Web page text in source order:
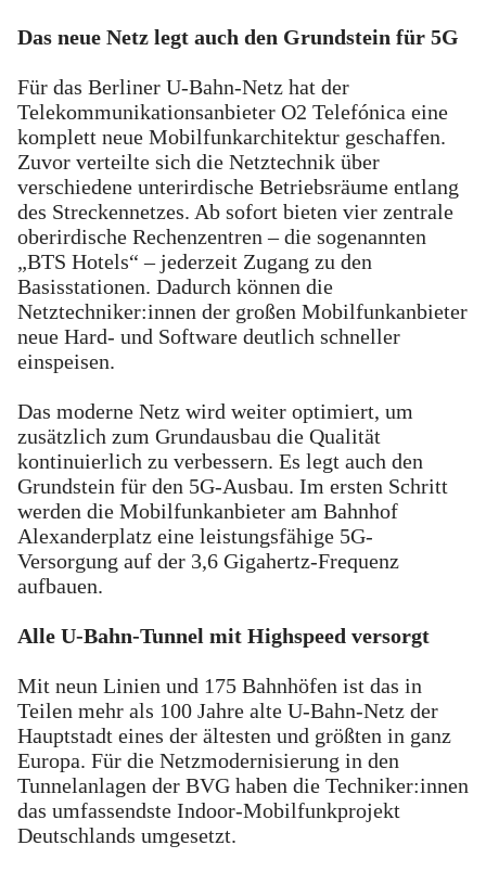
Das neue Netz legt auch den Grundstein für 5G
Für das Berliner U-Bahn-Netz hat der
Telekommunikationsanbieter O2 Telefónica eine
komplett neue Mobilfunkarchitektur geschaffen.
Zuvor verteilte sich die Netztechnik über
verschiedene unterirdische Betriebsräume entlang
des Streckennetzes. Ab sofort bieten vier zentrale
oberirdische Rechenzentren – die sogenannten
„BTS Hotels“ – jederzeit Zugang zu den
Basisstationen. Dadurch können die
Netztechniker:innen der großen Mobilfunkanbieter
neue Hard- und Software deutlich schneller
einspeisen.
Das moderne Netz wird weiter optimiert, um
zusätzlich zum Grundausbau die Qualität
kontinuierlich zu verbessern. Es legt auch den
Grundstein für den 5G-Ausbau. Im ersten Schritt
werden die Mobilfunkanbieter am Bahnhof
Alexanderplatz eine leistungsfähige 5G-
Versorgung auf der 3,6 Gigahertz-Frequenz
aufbauen.
Alle U-Bahn-Tunnel mit Highspeed versorgt
Mit neun Linien und 175 Bahnhöfen ist das in
Teilen mehr als 100 Jahre alte U-Bahn-Netz der
Hauptstadt eines der ältesten und größten in ganz
Europa. Für die Netzmodernisierung in den
Tunnelanlagen der BVG haben die Techniker:innen
das umfassendste Indoor-Mobilfunkprojekt
Deutschlands umgesetzt.